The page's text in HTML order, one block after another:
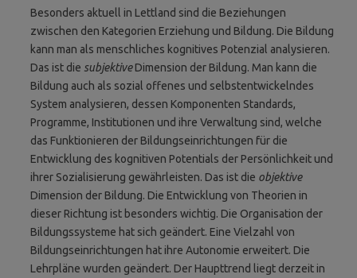
Besonders aktuell in Lettland sind die Beziehungen
zwischen den Kategorien Erziehung und Bildung. Die Bildung
kann man als menschliches kognitives Potenzial analysieren.
Das ist die subjektiveDimension der Bildung. Man kann die
Bildung auch als sozial offenes und selbstentwickelndes
System analysieren, dessen Komponenten Standards,
Programme, Institutionen und ihre Verwaltung sind, welche
das Funktionieren der Bildungseinrichtungen für die
Entwicklung des kognitiven Potentials der Persönlichkeit und
ihrer Sozialisierung gewährleisten. Das ist die objektive
Dimension der Bildung. Die Entwicklung von Theorien in
dieser Richtung ist besonders wichtig. Die Organisation der
Bildungssysteme hat sich geändert. Eine Vielzahl von
Bildungseinrichtungen hat ihre Autonomie erweitert. Die
Lehrpläne wurden geändert. Der Haupttrend liegt derzeit in